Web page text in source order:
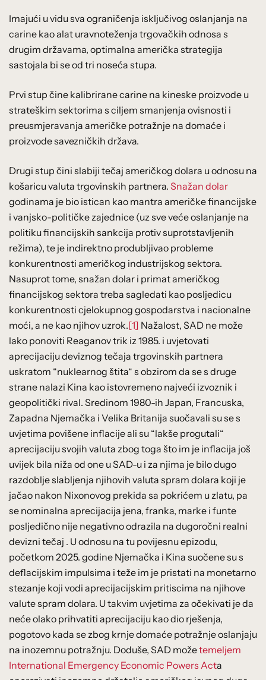
Imajući u vidu sva ograničenja isključivog oslanjanja na
carine kao alat uravnoteženja trgovačkih odnosa s
drugim državama, optimalna američka strategija
sastojala bi se od tri noseća stupa.
Prvi stup čine kalibrirane carine na kineske proizvode u
strateškim sektorima s ciljem smanjenja ovisnosti i
preusmjeravanja američke potražnje na domaće i
proizvode savezničkih država.
Drugi stup čini slabiji tečaj američkog dolara u odnosu na
košaricu valuta trgovinskih partnera. Snažan dolar
godinama je bio istican kao mantra američke financijske
i vanjsko-političke zajednice (uz sve veće oslanjanje na
politiku financijskih sankcija protiv suprotstavljenih
režima), te je indirektno produbljivao probleme
konkurentnosti američkog industrijskog sektora.
Nasuprot tome, snažan dolar i primat američkog
financijskog sektora treba sagledati kao posljedicu
konkurentnosti cjelokupnog gospodarstva i nacionalne
moći, a ne kao njihov uzrok.[1] Nažalost, SAD ne može
lako ponoviti Reaganov trik iz 1985. i uvjetovati
aprecijaciju deviznog tečaja trgovinskih partnera
uskratom “nuklearnog štita“ s obzirom da se s druge
strane nalazi Kina kao istovremeno najveći izvoznik i
geopolitički rival. Sredinom 1980-ih Japan, Francuska,
Zapadna Njemačka i Velika Britanija suočavali su se s
uvjetima povišene inflacije ali su “lakše progutali“
aprecijaciju svojih valuta zbog toga što im je inflacija još
uvijek bila niža od one u SAD-u i za njima je bilo dugo
razdoblje slabljenja njihovih valuta spram dolara koji je
jačao nakon Nixonovog prekida sa pokrićem u zlatu, pa
se nominalna aprecijacija jena, franka, marke i funte
posljedično nije negativno odrazila na dugoročni realni
devizni tečaj . U odnosu na tu povijesnu epizodu,
početkom 2025. godine Njemačka i Kina suočene su s
deflacijskim impulsima i teže im je pristati na monetarno
stezanje koji vodi aprecijacijskim pritiscima na njihove
valute spram dolara. U takvim uvjetima za očekivati je da
neće olako prihvatiti aprecijaciju kao dio rješenja,
pogotovo kada se zbog krnje domaće potražnje oslanjaju
na inozemnu potražnju. Doduše, SAD možetemeljem
International Emergency Economic Powers Acta